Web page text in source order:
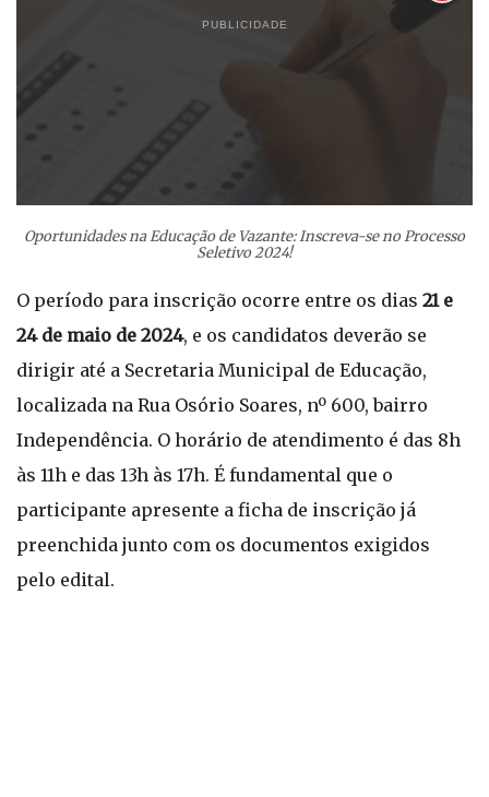
PUBLICIDADE
Oportunidades na Educação de Vazante: Inscreva-se no Processo
Seletivo 2024!
O período para inscrição ocorre entre os dias 21 e
24 de maio de 2024, e os candidatos deverão se
dirigir até a Secretaria Municipal de Educação,
localizada na Rua Osório Soares, nº 600, bairro
Independência. O horário de atendimento é das 8h
às 11h e das 13h às 17h. É fundamental que o
participante apresente a ficha de inscrição já
preenchida junto com os documentos exigidos
pelo edital.